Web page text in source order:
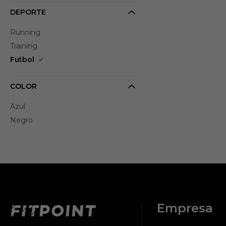
DEPORTE
Running
Training
Futbol
COLOR
Azul
Negro
Empresa